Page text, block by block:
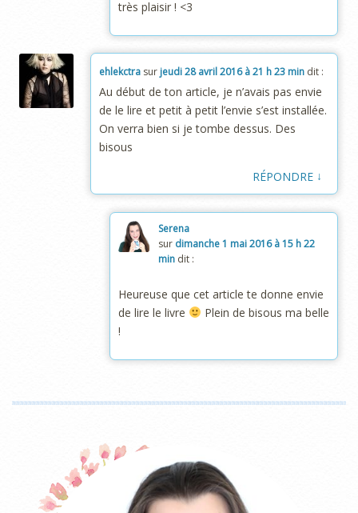
très plaisir ! <3
ehlekctra sur jeudi 28 avril 2016 à 21 h 23 min dit :
Au début de ton article, je n’avais pas envie
de le lire et petit à petit l’envie s’est installée.
On verra bien si je tombe dessus. Des
bisous
RÉPONDRE ↓
Serena
sur dimanche 1 mai 2016 à 15 h 22
min dit :
Heureuse que cet article te donne envie
de lire le livre
Plein de bisous ma belle
!